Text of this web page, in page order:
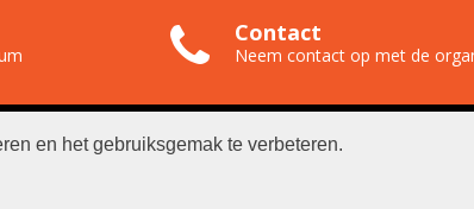
en het gebruiksgemak te verbeteren.
Contact
Neem contact op met de
|Gegevens organisatie